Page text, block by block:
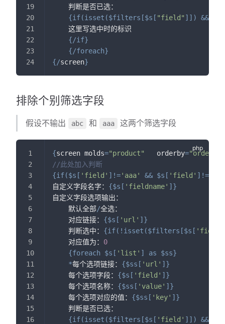
    判断是否已选：
{if(isset ($filters [$s [ "field" ] ] ) &&
    这里写选中时的标识
{/if}
{/foreach}
{/screen}
排除个别筛选字段
假设不输出 abc 和 aaa 这两个筛选字段
{screen molds="product"
   orderby
="orders
//此处加入判断
{if($s [ 'field' ] !='aaa' && $s [ 'field' ] !=
自定义字段名字： {$s [ 'fieldname' ]}
自定义字段选项输出：
    默认全部
/全选：
    对应链接：
{$s [ 'url' ]}
    判断选中：
{if( ! isset ($filters [$s [ 'field'
    对应值为：
0
{foreach $s [ 'list' ] as $ss}
*每个选项链接： {$ss [ 'url' ]}
    每个选项字段：
{$s [ 'field' ]}
    每个选项名称：
{$ss [ 'value' ]}
    每个选项对应的值：
{$ss [ 'key' ]}
    判断是否已选：
{if(isset ($filters [$s [ 'field' ] ] ) &&